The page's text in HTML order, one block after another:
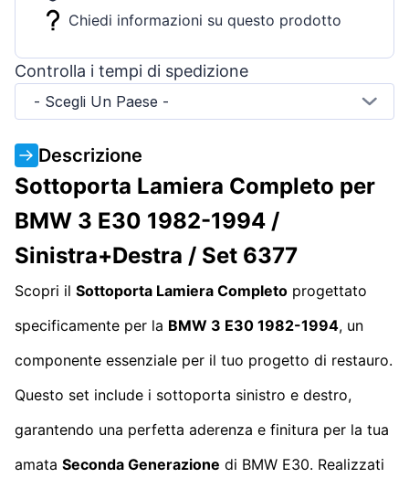
Chiedi informazioni su questo prodotto
Controlla i tempi di spedizione
- Scegli Un Paese -
Descrizione
Sottoporta Lamiera Completo per
BMW 3 E30 1982-1994 /
Sinistra+Destra / Set 6377
Scopri il Sottoporta Lamiera Completo progettato
specificamente per la BMW 3 E30 1982-1994, un
componente essenziale per il tuo progetto di restauro.
Questo set include i sottoporta sinistro e destro,
garantendo una perfetta aderenza e finitura per la tua
amata Seconda Generazione di BMW E30. Realizzati